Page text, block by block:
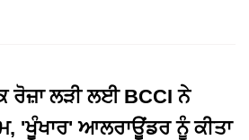
ਰੋਜ਼ਾ ਲੜੀ ਲਈ BCCI ਨੇ
'ਖੂੰਖਾਰ' ਆਲਰਾਊਂਡਰ ਨੂੰ ਕੀਤਾ